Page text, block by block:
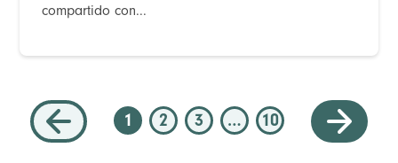
compartido con...
1 2 3 … 10